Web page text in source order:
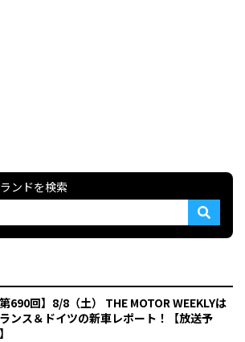
ンドを検索
第690回】8/8（土） THE MOTOR WEEKLYは
ンス＆ドイツの新車レポート！【放送予